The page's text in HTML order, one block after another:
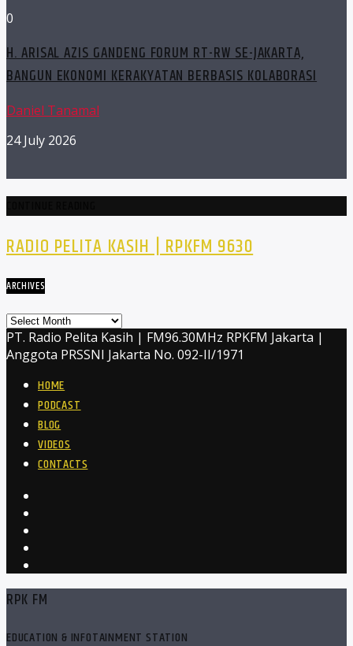
0
H. ARISAL AZIS GANDENG FORUM RT-RW SE-JAKARTA,
BANGUN EKONOMI KERAKYATAN BERBASIS KOLABORASI
Daniel Tanamal
24 July 2026
RADIO PELITA KASIH | RPKFM 9630
ARCHIVES
Archives
PT. Radio Pelita Kasih | FM96.30MHz RPKFM Jakarta |
Anggota PRSSNI Jakarta No. 092-II/1971
HOME
PODCAST
BLOG
VIDEOS
CONTACTS
RPK FM
EDUCATION & INFOTAINMENT STATION